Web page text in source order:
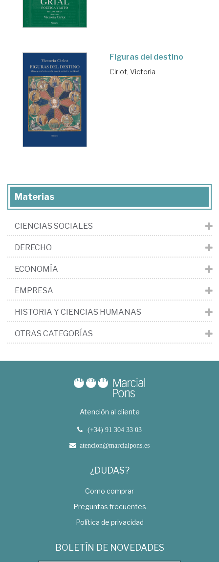
Figuras del destino
Cirlot, Victoria
Materias
CIENCIAS SOCIALES
DERECHO
ECONOMÍA
EMPRESA
HISTORIA Y CIENCIAS HUMANAS
OTRAS CATEGORÍAS
Atención al cliente
(+34) 91 304 33 03
atencion@marcialpons.es
¿DUDAS?
Como comprar
Preguntas frecuentes
Política de privacidad
BOLETÍN DE NOVEDADES